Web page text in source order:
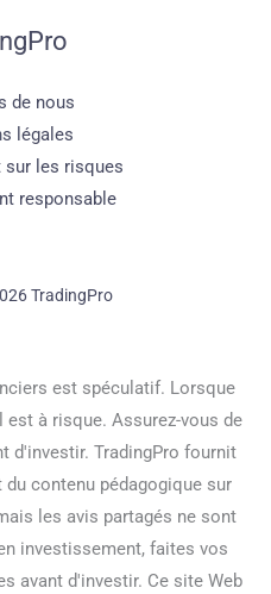
de nous
légales
les risques
responsable
TradingPro
est spéculatif. Lorsque
à risque. Assurez-vous de
d'investir. TradingPro fournit
contenu pédagogique sur
les avis partagés ne sont
investissement, faites vos
avant d'investir. Ce site Web